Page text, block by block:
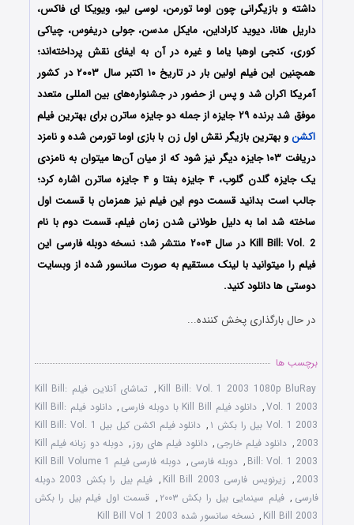
داشته و بازیگرانی چون اوما تورمن، لوسی لیو، ویویکا ای فاکس،
داریل هانا، دیوید کاراداین، مایکل مدسن، جولی دریفوس، چیاکی
کوری، کنجی اوهبا یاما و غیره در آن به ایفای نقش پرداخته‌اند؛
همچنین این فیلم اولین بار در تاریخ ۱۰ اکتبر سال ۲۰۰۳ در کشور
آمریکا اکران شد و پس از حضور در جشنواره‌های بین المللی متعدد
موفق شد برنده ۲۹ جایزه از جمله دو جایزه ساترن برای بهترین فیلم
اکشنو بهترین بازیگر نقش اول زن با بازی اوما تورمن شده و نامزد
دریافت ۱۰۳ جایزه دیگر نیز شود که از میان آن‌ها میتوان به نامزدی
یک جایزه گلدن گلوب، ۴ جایزه بفتا و ۴ جایزه ساترن اشاره کرد؛
جالب است بدانید قسمت دوم این فیلم نیز همزمان با قسمت اول
ساخته شد اما به دلیل طولانی شدن زمان فیلم، قسمت دوم با نام
Kill Bill: Vol. 2 در سال ۲۰۰۴ منتشر شد؛ نسخه دوبله فارسی این
فیلم را میتوانید با لینک مستقیم به صورت سانسور شده از وبسایت
دوستی ها دانلود کنید.
در حال بارگذاری پخش کننده...
برچسب ها
Kill Bill: Vol. 1 2003 1080p BluRay
,
تماشای آنلاین فیلم Kill Bill:
Vol. 1 2003
, دانلود فیلم Kill Bill با دوبله فارسی ,
دانلود فیلم Kill Bill:
Vol. 1 2003 بیل را بکش ۱
,
دانلود فیلم اکشن کیل بیل Kill Bill: Vol. 1
2003
, دانلود فیلم خارجی , دانلود فیلم های روز ,
دوبله دو زبانه فیلم Kill
Bill: Vol. 1 2003
, دوبله فارسی ,
دوبله فارسی فیلم Kill Bill Volume 1
2003
, زیرنویس فارسی Kill Bill 2003 ,
فیلم بیل را بکش 2003 دوبله
فارسی , فیلم سینمایی بیل را بکش ۲۰۰۳ , قسمت اول فیلم بیل را بکش
Kill Bill 2003
, نسخه سانسور شده Kill Bill Vol 1 2003